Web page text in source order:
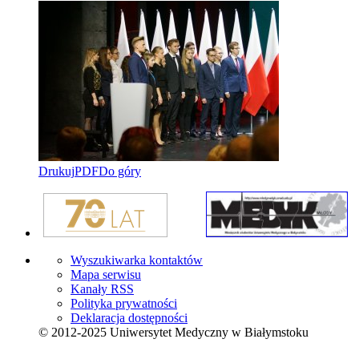
DrukujPDFDo góry
Wyszukiwarka kontaktów
Mapa serwisu
Kanały RSS
Polityka prywatności
Deklaracja dostępności
© 2012-2025 Uniwersytet Medyczny w Białymstoku